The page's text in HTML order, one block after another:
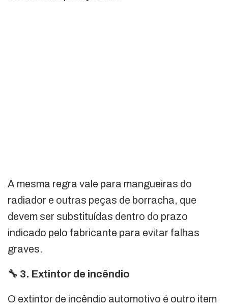
A mesma regra vale para mangueiras do
radiador e outras peças de borracha, que
devem ser substituídas dentro do prazo
indicado pelo fabricante para evitar falhas
graves.
🔧 3. Extintor de incêndio
O extintor de incêndio automotivo é outro item